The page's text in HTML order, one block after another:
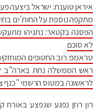
איראן טוענת: ישראל ביצעה
מתקפה נוספת על החות'ים
הפסגה בקטאר: נתניהו
לא סוכם
טראמפ: רוב החטופים
ראש הממשלה נחת בארה"ב
לראשונה במטוס הרשמי "כנף
רון רוזן נפגע שנפצע